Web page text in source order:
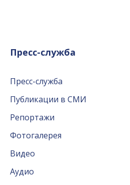
Пресс-служба
Пресс-служба
Публикации в СМИ
Репортажи
Фотогалерея
Видео
Аудио